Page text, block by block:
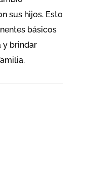
sus hijos. Esto
básicos
y brindar